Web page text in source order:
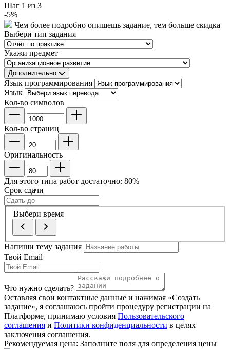
Шаг 1 из 3
-5%
Чем более подробно опишешь задание, тем больше скидка
Выбери тип задания
Укажи предмет
Дополнительно
Язык программирования
Язык
Кол-во символов
Кол-во страниц
Оригинальность
Для этого типа работ достаточно: 80%
Срок сдачи
Выбери время
Напиши тему задания
Твой Email
Что нужно сделать?
Оставляя свои контактные данные и нажимая «Создать
задание», я соглашаюсь пройти процедуру регистрации на
Платформе, принимаю условия Пользовательского
соглашения и Политики конфиденциальности в целях
заключения соглашения.
Рекомендуемая цена: Заполните поля для определения цены